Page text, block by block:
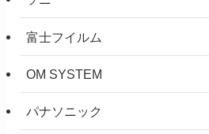
富士フイルム
OM SYSTEM
パナソニック